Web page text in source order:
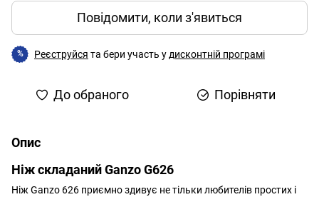
Повідомити, коли з'явиться
% Реєструйся та бери участь у дисконтній програмі
До обраного Порівняти
Опис
Ніж складаний Ganzo G626
Ніж Ganzo 626 приємно здивує не тільки любителів простих і